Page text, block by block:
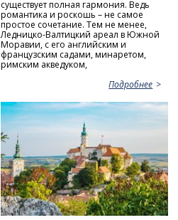
существует полная гармония. Ведь
романтика и роскошь – не самое
простое сочетание. Тем не менее,
Ледницко-Валтицкий ареал в Южной
Моравии, с его английским и
французским садами, минаретом,
римским акведуком,
Подробнее